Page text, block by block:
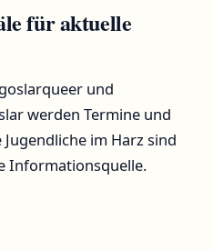
für aktuelle
und
werden Termine und
im Harz sind
Informationsquelle.